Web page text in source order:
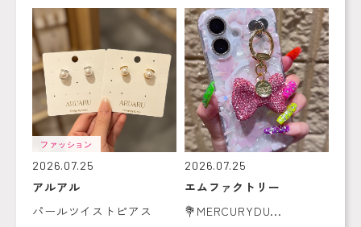
ファッション
2026.07.25
アルアル
パールツイストピアス
2026.07.25
エムファクトリー
💐MERCURYDU...